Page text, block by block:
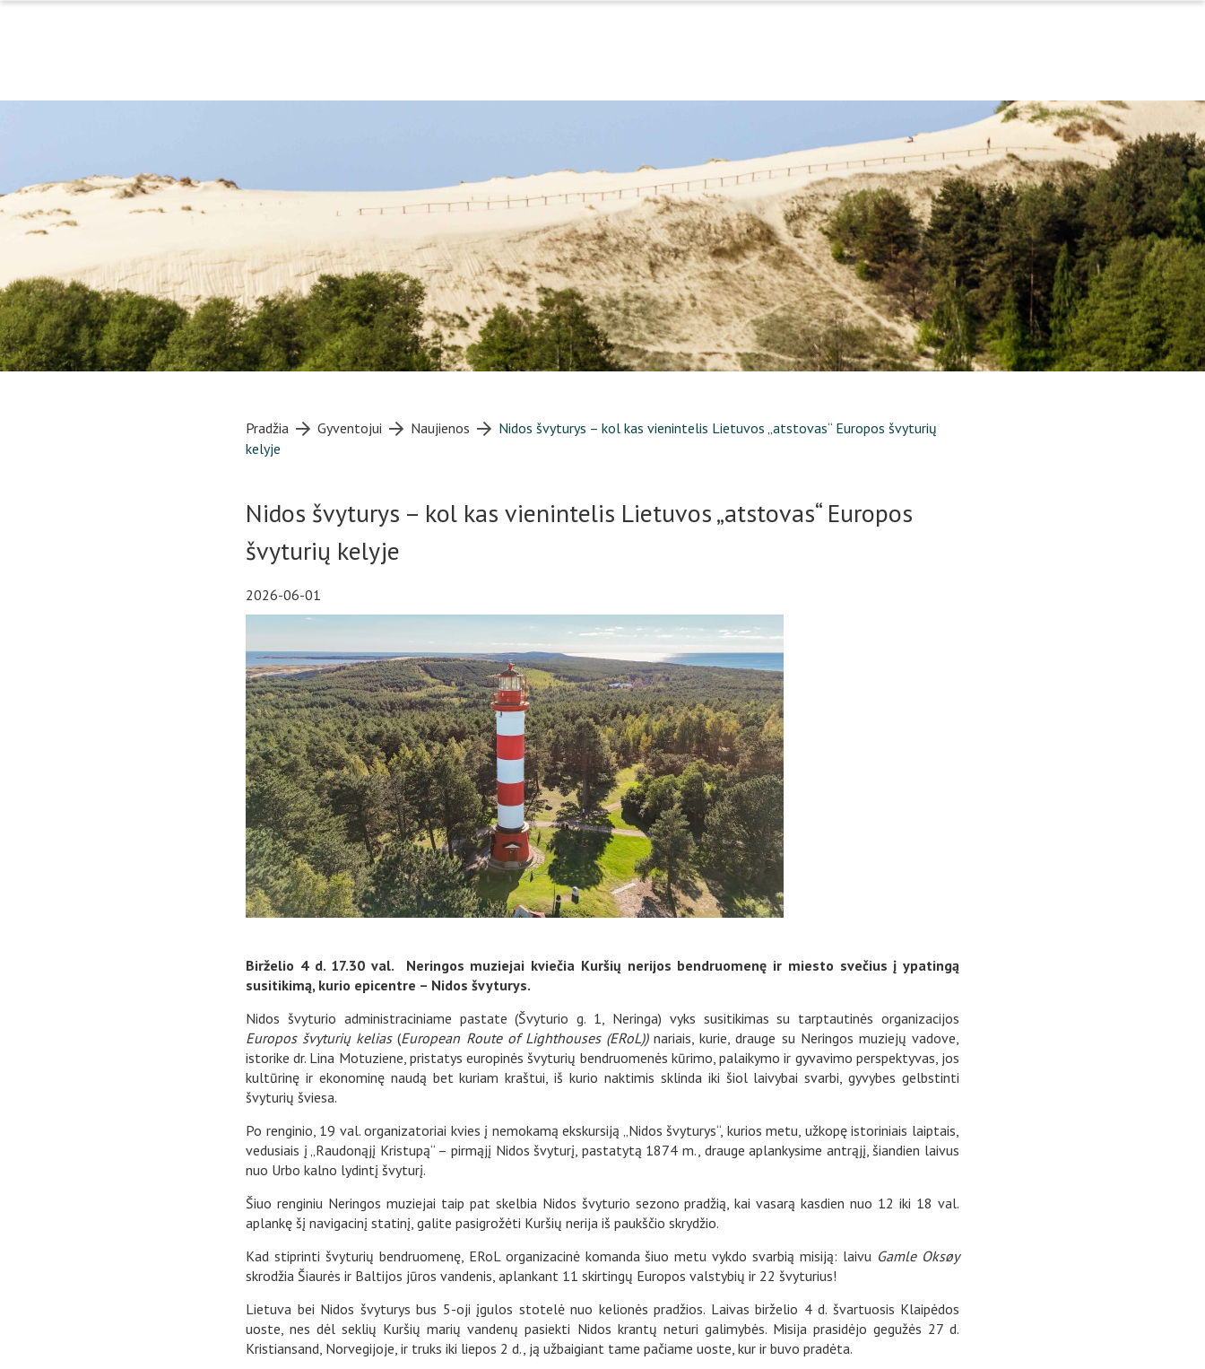
Pradžia Gyventojui Naujienos
Nidos švyturys – kol kas vienintelis Lietuvos „atstovas“ Europos švyturių
kelyje
Nidos švyturys – kol kas vienintelis Lietuvos „atstovas“ Europos
švyturių kelyje
2026-06-01
Birželio 4 d. 17.30 val. Neringos muziejai kviečia Kuršių nerijos bendruomenę ir miesto svečius į ypatingą
susitikimą, kurio epicentre – Nidos švyturys.
Nidos švyturio administraciniame pastate (Švyturio g. 1, Neringa) vyks susitikimas su tarptautinės organizacijos
Europos švyturių kelias(European Route of Lighthouses (ERoL))nariais, kurie, drauge su Neringos muziejų vadove,
istorike dr. Lina Motuziene, pristatys europinės švyturių bendruomenės kūrimo, palaikymo ir gyvavimo perspektyvas, jos
kultūrinę ir ekonominę naudą bet kuriam kraštui, iš kurio naktimis sklinda iki šiol laivybai svarbi, gyvybes gelbstinti
švyturių šviesa.
Po renginio, 19 val. organizatoriai kvies į nemokamą ekskursiją „Nidos švyturys“, kurios metu, užkopę istoriniais laiptais,
vedusiais į „Raudonąjį Kristupą“ – pirmąjį Nidos švyturį, pastatytą 1874 m., drauge aplankysime antrąjį, šiandien laivus
nuo Urbo kalno lydintį švyturį.
Šiuo renginiu Neringos muziejai taip pat skelbia Nidos švyturio sezono pradžią, kai vasarą kasdien nuo 12 iki 18 val.
aplankę šį navigacinį statinį, galite pasigrožėti Kuršių nerija iš paukščio skrydžio.
Kad stiprinti švyturių bendruomenę, ERoL organizacinė komanda šiuo metu vykdo svarbią misiją: laivu Gamle Oksøy
skrodžia Šiaurės ir Baltijos jūros vandenis, aplankant 11 skirtingų Europos valstybių ir 22 švyturius!
Lietuva bei Nidos švyturys bus 5-oji įgulos stotelė nuo kelionės pradžios. Laivas birželio 4 d. švartuosis Klaipėdos
uoste, nes dėl seklių Kuršių marių vandenų pasiekti Nidos krantų neturi galimybės. Misija prasidėjo gegužės 27 d.
Kristiansand, Norvegijoje, ir truks iki liepos 2 d., ją užbaigiant tame pačiame uoste, kur ir buvo pradėta.